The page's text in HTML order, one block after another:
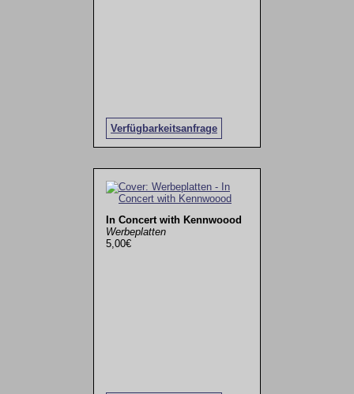
Verfügbarkeitsanfrage
In Concert with Kennwoood
Werbeplatten
5,00€